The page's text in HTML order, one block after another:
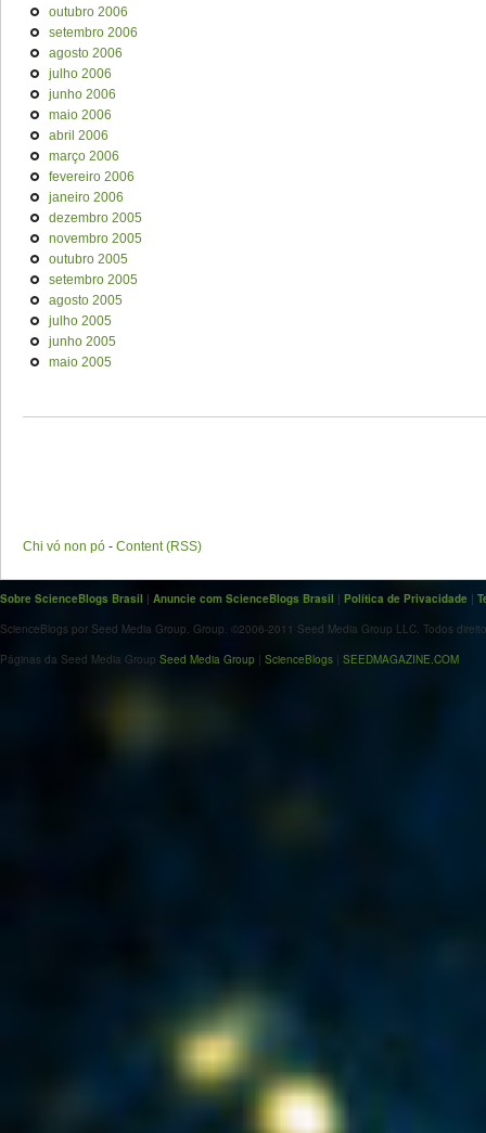
outubro 2006
setembro 2006
agosto 2006
julho 2006
junho 2006
maio 2006
abril 2006
março 2006
fevereiro 2006
janeiro 2006
dezembro 2005
novembro 2005
outubro 2005
setembro 2005
agosto 2005
julho 2005
junho 2005
maio 2005
Chi vó non pó - Content (RSS)
Sobre ScienceBlogs Brasil | Anuncie com ScienceBlogs Brasil | Política de Privacidade |
ScienceBlogs por Seed Media Group. Group. ©2006-2011 Seed Media Group LLC. Todos
Páginas da Seed Media Group Seed Media Group | ScienceBlogs | SEEDMAGAZINE.COM